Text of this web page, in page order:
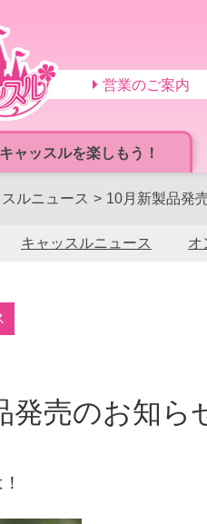
ャッスルを楽しもう！
営業のご案内
ルニュース 10月新製品発
キャッスルニュース オ
発売のお知ら